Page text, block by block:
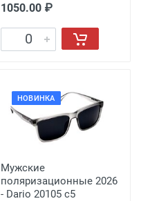
1050.00 ₽
НОВИНКА
Мужские
поляризационные 2026
- Dario 20105 с5